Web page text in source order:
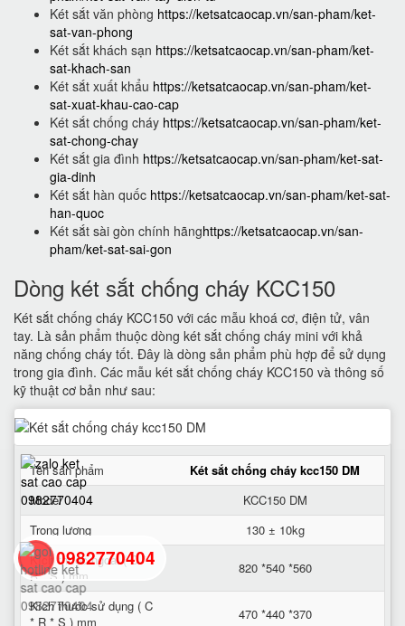
Két sắt văn phòng https://ketsatcaocap.vn/san-pham/ket-
sat-van-phong
Két sắt khách sạn https://ketsatcaocap.vn/san-pham/ket-
sat-khach-san
Két sắt xuất khẩu https://ketsatcaocap.vn/san-pham/ket-
sat-xuat-khau-cao-cap
Két sắt chống cháy https://ketsatcaocap.vn/san-pham/ket-
sat-chong-chay
Két sắt gia đình https://ketsatcaocap.vn/san-pham/ket-sat-
gia-dinh
Két sắt hàn quốc https://ketsatcaocap.vn/san-pham/ket-sat-
han-quoc
Két sắt sài gòn chính hãnghttps://ketsatcaocap.vn/san-
pham/ket-sat-sai-gon
Dòng két sắt chống cháy KCC150
Két sắt chống cháy KCC150 với các mẫu khoá cơ, điện tử, vân
tay. Là sản phẩm thuộc dòng két sắt chống cháy mini với khả
năng chống cháy tốt. Đây là dòng sản phẩm phù hợp để sử dụng
trong gia đình. Các mẫu két sắt chống cháy KCC150 và thông số
kỹ thuật cơ bản như sau:
Tên sản phẩm
Két sắt chống cháy kcc150 DM
Model
KCC150 DM
Trọng lượng
130 ± 10kg
Kích thước ngoài ( C *
R * S ) mm
820 *540 *560
Kích thước sử dụng ( C
* R * S ) mm
470 *440 *370
0982770404